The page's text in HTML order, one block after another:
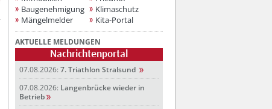
Baugenehmigung
Mängelmelder
Klimaschutz
Kita-Portal
AKTUELLE MELDUNGEN
Nachrichtenportal
07.08.2026: 7. Triathlon Stralsund
07.08.2026: Langenbrücke wieder in
Betrieb